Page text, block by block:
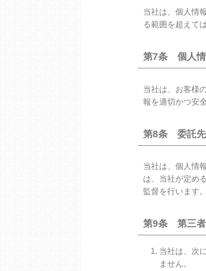
当社は、個人情
る範囲を超えて
第7条 個人情
当社は、お客様
報を適切かつ安
第8条 委託
当社は、個人情
は、当社が定め
監督を行います。
第9条 第三者
当社は、次
ません。